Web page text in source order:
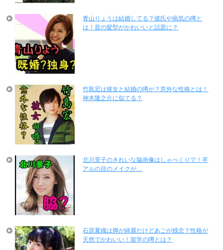
青山りょうは結婚してる？彼氏や病気の噂と
は！昔の髪型がかわいいと話題に？
竹島宏は彼女と結婚の噂が？意外な性格とは！
神木隆之介に似てる？
北川景子のきれいな脇画像はしゃべくりで！卒
アルの目のメイクが…
石原夏織は脚が綺麗だけどあごが残念？性格が
天然でかわいい！留学の噂とは？